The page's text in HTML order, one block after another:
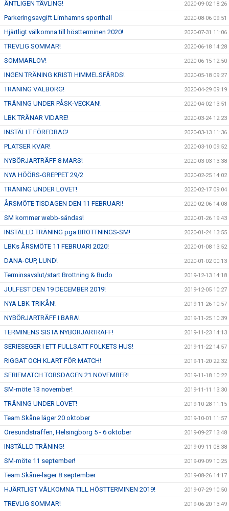
ÄNTLIGEN TÄVLING! 2020-09-02 18:26
Parkeringsavgift Limhamns sporthall 2020-08-06 09:51
Hjärtligt välkomna till höstterminen 2020! 2020-07-31 11:06
TREVLIG SOMMAR! 2020-06-18 14:28
SOMMARLOV! 2020-06-15 12:50
INGEN TRÄNING KRISTI HIMMELSFÄRDS! 2020-05-18 09:27
TRÄNING VALBORG! 2020-04-29 09:19
TRÄNING UNDER PÅSK-VECKAN! 2020-04-02 13:51
LBK TRÄNAR VIDARE! 2020-03-24 12:23
INSTÄLLT FÖREDRAG! 2020-03-13 11:36
PLATSER KVAR! 2020-03-10 09:52
NYBÖRJARTRÄFF 8 MARS! 2020-03-03 13:38
NYA HÖÖRS-GREPPET 29/2 2020-02-25 14:02
TRÄNING UNDER LOVET! 2020-02-17 09:04
ÅRSMÖTE TISDAGEN DEN 11 FEBRUARI! 2020-02-06 14:08
SM kommer webb-sändas! 2020-01-26 19:43
INSTÄLLD TRÄNING pga BROTTNINGS-SM! 2020-01-24 13:55
LBKs ÅRSMÖTE 11 FEBRUARI 2020! 2020-01-08 13:52
DANA-CUP, LUND! 2020-01-02 00:13
Terminsavslut/start Brottning & Budo 2019-12-13 14:18
JULFEST DEN 19 DECEMBER 2019! 2019-12-05 10:27
NYA LBK-TRIKÅN! 2019-11-26 10:57
NYBÖRJARTRÄFF I BARA! 2019-11-25 10:39
TERMINENS SISTA NYBÖRJARTRÄFF! 2019-11-23 14:13
SERIESEGER I ETT FULLSATT FOLKETS HUS! 2019-11-22 14:57
RIGGAT OCH KLART FÖR MATCH! 2019-11-20 22:32
SERIEMATCH TORSDAGEN 21 NOVEMBER! 2019-11-18 10:22
SM-möte 13 november! 2019-11-11 13:30
TRÄNING UNDER LOVET! 2019-10-28 11:15
Team Skåne läger 20 oktober 2019-10-01 11:57
Öresundsträffen, Helsingborg 5 - 6 oktober 2019-09-27 13:48
INSTÄLLD TRÄNING! 2019-09-11 08:38
SM-möte 11 september! 2019-09-09 10:25
Team Skåne-läger 8 september 2019-08-26 14:17
HJÄRTLIGT VÄLKOMNA TILL HÖSTTERMINEN 2019! 2019-07-29 10:50
TREVLIG SOMMAR! 2019-06-20 13:49